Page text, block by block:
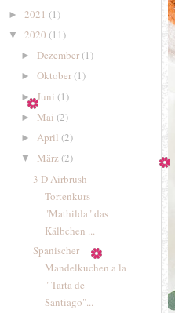
► 2021 (1)
▼ 2020 (11)
► Dezember(1)
► Oktober(1)
►Juni (1)
► Mai (2)
► April (2)
▼ März(2)
3 D Airbrush
Tortenkurs -
"Mathilda" das
Kälbchen ...
Spanischer
Mandelkuchen a la
" Tarta de
Santiago"...